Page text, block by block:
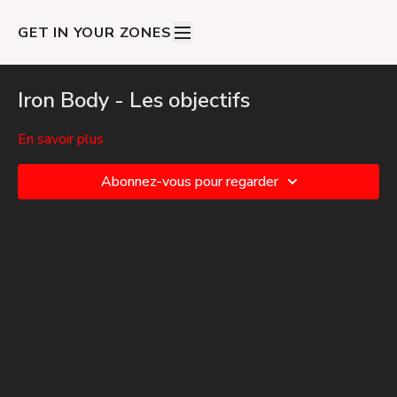
GET IN YOUR ZONES
Iron Body - Les objectifs
En savoir plus
Abonnez-vous pour regarder